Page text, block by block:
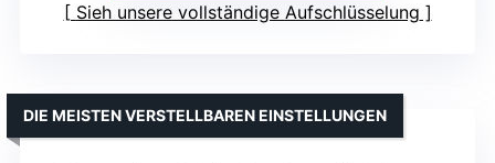
Sieh unsere vollständige Aufschlüsselung
DIE MEISTEN VERSTELLBAREN EINSTELLUNGEN